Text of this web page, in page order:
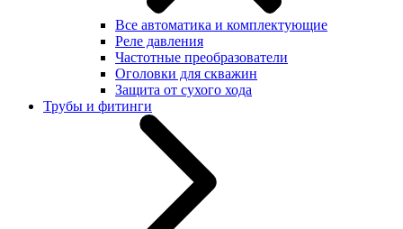
Все автоматика и комплектующие
Реле давления
Частотные преобразователи
Оголовки для скважин
Защита от сухого хода
Трубы и фитинги